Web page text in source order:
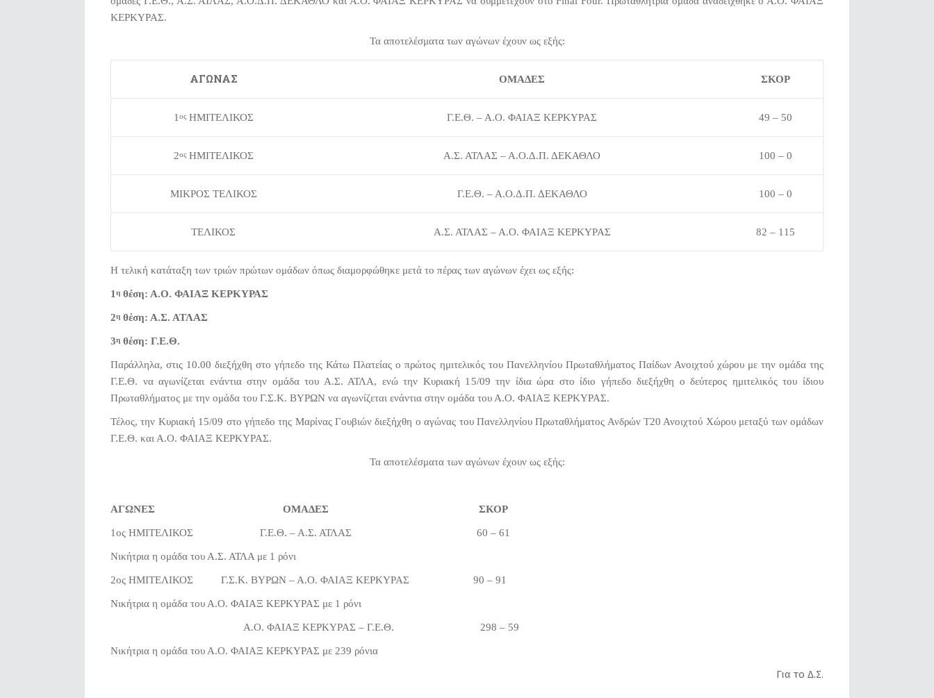
ΚΕΡΚΥΡΑΣ.
Τα αποτελέσματα των αγώνων έχουν ως εξής:
ΑΓΩΝΑΣ ΟΜΑΔΕΣ ΣΚΟΡ
1 οςΗΜΙΤΕΛΙΚΟΣ Γ.Ε.Θ. – Α.Ο. ΦΑΙΑΞ ΚΕΡΚΥΡΑΣ 49 – 50
2οςΗΜΙΤΕΛΙΚΟΣ Α.Σ. ΑΤΛΑΣ – Α.Ο.Δ.Π. ΔΕΚΑΘΛΟ 100 – 0
ΜΙΚΡΟΣ ΤΕΛΙΚΟΣ Γ.Ε.Θ. – Α.Ο.Δ.Π. ΔΕΚΑΘΛΟ 100 – 0
ΤΕΛΙΚΟΣ Α.Σ. ΑΤΛΑΣ – Α.Ο. ΦΑΙΑΞ ΚΕΡΚΥΡΑΣ 82 – 115
Η τελική κατάταξη των τριών πρώτων ομάδων όπως διαμορφώθηκε μετά το πέρας των αγώνων έχει ως εξής:
1 η θέση: Α.Ο. ΦΑΙΑΞ ΚΕΡΚΥΡΑΣ
2η θέση: Α.Σ. ΑΤΛΑΣ
3η θέση: Γ.Ε.Θ.
Παράλληλα, στις 10.00 διεξήχθη στο γήπεδο της Κάτω Πλατείας ο πρώτος ημιτελικός του Πανελληνίου Πρωταθλήματος Παίδων Ανοιχτού χώρου με την ομάδα της
Γ.Ε.Θ. να αγωνίζεται ενάντια στην ομάδα του Α.Σ. ΑΤΛΑ, ενώ την Κυριακή 15/09 την ίδια ώρα στο ίδιο γήπεδο διεξήχθη ο δεύτερος ημιτελικός του ίδιου
Πρωταθλήματος με την ομάδα του Γ.Σ.Κ. ΒΥΡΩΝ να αγωνίζεται ενάντια στην ομάδα του Α.Ο. ΦΑΙΑΞ ΚΕΡΚΥΡΑΣ.
Τέλος, την Κυριακή 15/09 στο γήπεδο της Μαρίνας Γουβιών διεξήχθη ο αγώνας του Πανελληνίου Πρωταθλήματος Ανδρών Τ20 Ανοιχτού Χώρου μεταξύ των ομάδων
Γ.Ε.Θ. και Α.Ο. ΦΑΙΑΞ ΚΕΡΚΥΡΑΣ.
Τα αποτελέσματα των αγώνων έχουν ως εξής:
ΑΓΩΝΕΣ ΟΜΑΔΕΣ ΣΚΟΡ
1ος ΗΜΙΤΕΛΙΚΟΣ Γ.Ε.Θ. – Α.Σ. ΑΤΛΑΣ 60 – 61
Νικήτρια η ομάδα του Α.Σ. ΑΤΛΑ με 1 ρόνι
2ος ΗΜΙΤΕΛΙΚΟΣ Γ.Σ.Κ. ΒΥΡΩΝ – Α.Ο. ΦΑΙΑΞ ΚΕΡΚΥΡΑΣ 90 – 91
Νικήτρια η ομάδα του Α.Ο. ΦΑΙΑΞ ΚΕΡΚΥΡΑΣ με 1 ρόνι
Α.Ο. ΦΑΙΑΞ ΚΕΡΚΥΡΑΣ – Γ.Ε.Θ. 298 – 59
Νικήτρια η ομάδα του Α.Ο. ΦΑΙΑΞ ΚΕΡΚΥΡΑΣ με 239 ρόνια
Για το Δ.Σ.